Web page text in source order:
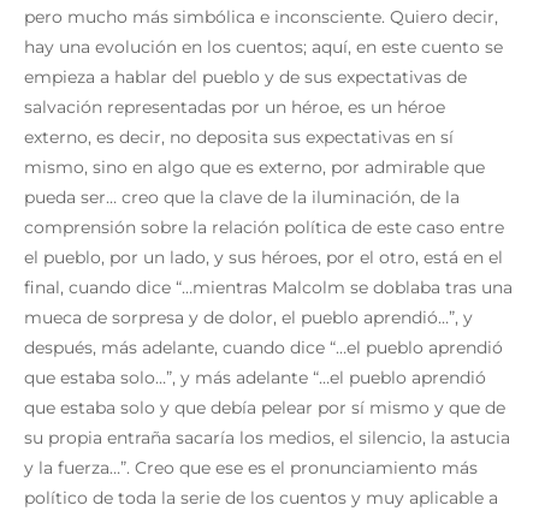
pero mucho más simbólica e inconsciente. Quiero decir,
hay una evolución en los cuentos; aquí, en este cuento se
empieza a hablar del pueblo y de sus expectativas de
salvación representadas por un héroe, es un héroe
externo, es decir, no deposita sus expectativas en sí
mismo, sino en algo que es externo, por admirable que
pueda ser… creo que la clave de la iluminación, de la
comprensión sobre la relación política de este caso entre
el pueblo, por un lado, y sus héroes, por el otro, está en el
final, cuando dice “…mientras Malcolm se doblaba tras una
mueca de sorpresa y de dolor, el pueblo aprendió…”, y
después, más adelante, cuando dice “…el pueblo aprendió
que estaba solo…”, y más adelante “…el pueblo aprendió
que estaba solo y que debía pelear por sí mismo y que de
su propia entraña sacaría los medios, el silencio, la astucia
y la fuerza…”. Creo que ese es el pronunciamiento más
político de toda la serie de los cuentos y muy aplicable a